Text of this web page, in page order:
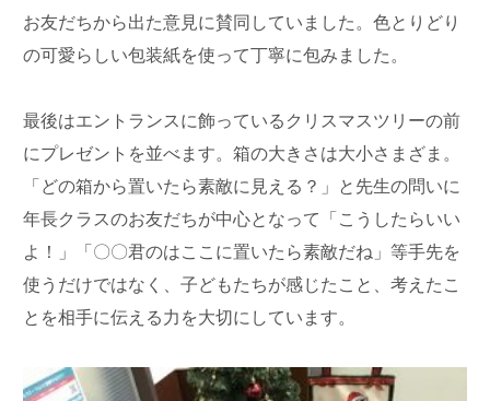
お友だちから出た意見に賛同していました。色とりどり
の可愛らしい包装紙を使って丁寧に包みました。
最後はエントランスに飾っているクリスマスツリーの前
にプレゼントを並べます。箱の大きさは大小さまざま。
「どの箱から置いたら素敵に見える？」と先生の問いに
年長クラスのお友だちが中心となって「こうしたらいい
よ！」「〇〇君のはここに置いたら素敵だね」等手先を
使うだけではなく、子どもたちが感じたこと、考えたこ
とを相手に伝える力を大切にしています。